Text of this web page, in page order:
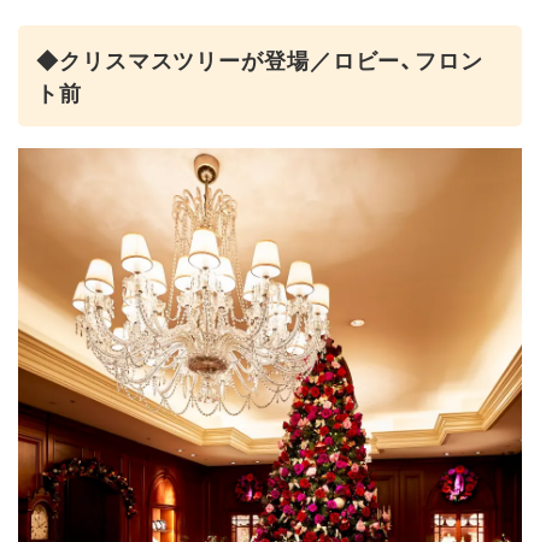
◆クリスマスツリーが登場／ロビー、フロン
ト前